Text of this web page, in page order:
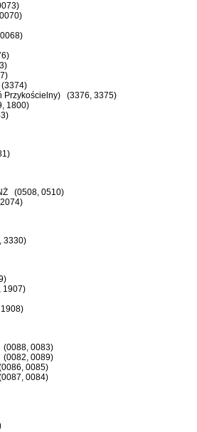
Przykościelny) (3376, 3375)
1800)
(0508, 0510)
3330)
1907)
0083)
0089)
0085)
0084)